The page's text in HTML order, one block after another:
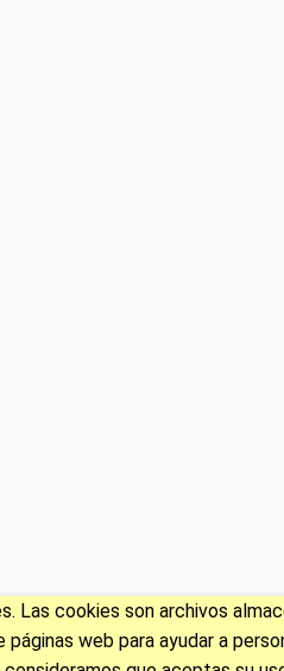
Las cookies son archivos
páginas web para ayudar a